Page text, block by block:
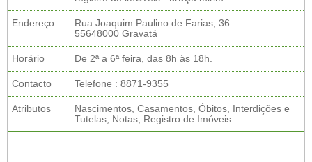
Endereço
Rua Joaquim Paulino de Farias, 36
55648000 Gravatá
Horário De 2ª a 6ª feira, das 8h às 18h.
Contacto Telefone : 8871-9355
Atributos
Nascimentos, Casamentos, Óbitos, Interdições e
Tutelas, Notas, Registro de Imóveis